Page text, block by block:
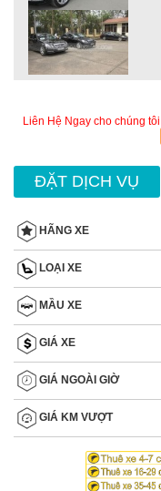
Liên Hệ Ngay cho chúng tôi
ĐẶT DỊCH VỤ
HÃNG XE
LOẠI XE
MẦU XE
GIÁ XE
GIÁ NGOÀI GIỜ
GIÁ KM VƯỢT